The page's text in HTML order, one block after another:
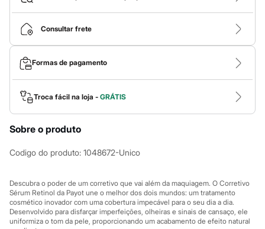
Casacos e Jaquetas
Macacões
Saias
Shorts e Bermudas
Vestidos
Acessórios
Bolsas
Bonés e Chapéus
Bijoux
Cintos
Óculos
Relógios
Calçados
Botas
Rasteirinhas
Sandálias
Sapatilhas
Tênis
Marcas
Consultar frete
Formas de pagamento
Troca fácil na loja - GRÁTIS
Sobre o produto
Codigo do produto: 1048672-Unico
Descubra o poder de um corretivo que vai além da maquiagem. O Corretivo
Sérum Retinol da Payot une o melhor dos dois mundos: um tratamento
cosmético inovador com uma cobertura impecável para o seu dia a dia.
Desenvolvido para disfarçar imperfeições, olheiras e sinais de cansaço, ele
uniformiza o tom da pele, proporcionando um acabamento de efeito natural